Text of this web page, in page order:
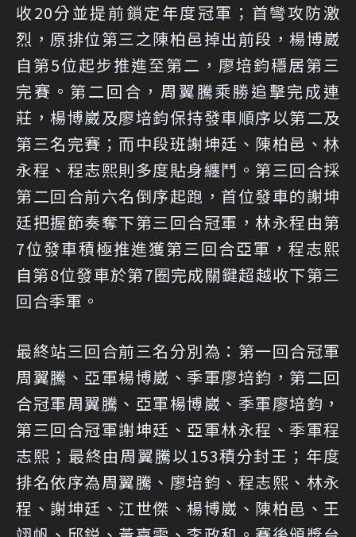
收20分並提前鎖定年度冠軍；首彎攻防激
烈，原排位第三之陳柏邑掉出前段，楊博崴
自第5位起步推進至第二，廖培鈞穩居第三
完賽。第二回合，周翼騰乘勝追擊完成連
莊，楊博崴及廖培鈞保持發車順序以第二及
第三名完賽；而中段班謝坤廷、陳柏邑、林
永程、程志熙則多度貼身纏鬥。第三回合採
第二回合前六名倒序起跑，首位發車的謝坤
廷把握節奏奪下第三回合冠軍，林永程由第
7位發車積極推進獲第三回合亞軍，程志熙
自第8位發車於第7圈完成關鍵超越收下第三
回合季軍。
最終站三回合前三名分別為：第一回合冠軍
周翼騰、亞軍楊博崴、季軍廖培鈞，第二回
合冠軍周翼騰、亞軍楊博崴、季軍廖培鈞，
第三回合冠軍謝坤廷、亞軍林永程、季軍程
志熙；最終由周翼騰以153積分封王；年度
排名依序為周翼騰、廖培鈞、程志熙、林永
程、謝坤廷、江世傑、楊博崴、陳柏邑、王